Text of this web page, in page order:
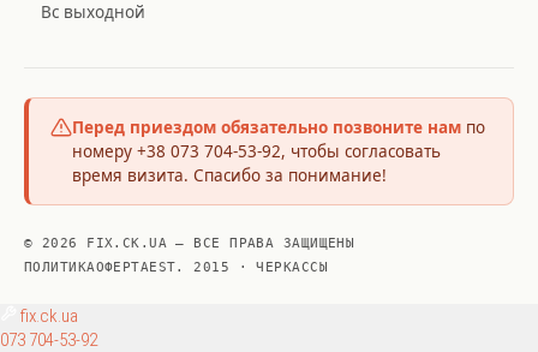
Вс выходной
Перед приездом обязательно позвоните нам по
номеру +38 073 704-53-92, чтобы согласовать
время визита. Спасибо за понимание!
© 2026 FIX.CK.UA — ВСЕ ПРАВА ЗАЩИЩЕНЫ
ПОЛИТИКАОФЕРТАEST. 2015 · ЧЕРКАССЫ
fix.ck.ua
073 704-53-92